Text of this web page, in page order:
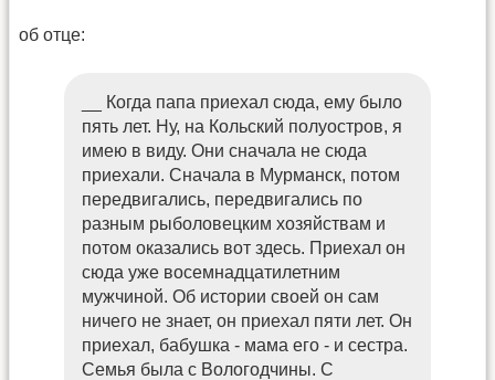
об отце:
__ Когда папа приехал сюда, ему было
пять лет. Ну, на Кольский полуостров, я
имею в виду. Они сначала не сюда
приехали. Сначала в Мурманск, потом
передвигались, передвигались по
разным рыболовецким хозяйствам и
потом оказались вот здесь. Приехал он
сюда уже восемнадцатилетним
мужчиной. Об истории своей он сам
ничего не знает, он приехал пяти лет. Он
приехал, бабушка - мама его - и сестра.
Семья была с Вологодчины. С